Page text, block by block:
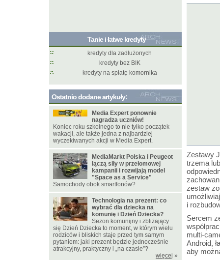
Zestawy
trzema
zestaw
i
Sercem
multi-
Android,
aby
Tanie i łatwe kredyty
kredyty dla zadłużonych
kredyty bez BIK
kredyty na spłatę komornika
Ostatnio dodane artykuły:
Media Expert ponownie
nagradza uczniów!
Koniec roku szkolnego to nie tylko początek
wakacji, ale także jedna z najbardziej
wyczekiwanych akcji w Media Expert.
MediaMarkt Polska i Peugeot
łączą siły w przełomowej
kampanii i rozwijają model
"Space as a Service"
Samochody obok smartfonów?
Technologia na prezent: co
wybrać dla dziecka na
komunię i Dzień Dziecka?
Sezon komunijny i zbliżający
się Dzień Dziecka to moment, w którym wielu
rodziców i bliskich staje przed tym samym
pytaniem: jaki prezent będzie jednocześnie
atrakcyjny, praktyczny i „na czasie”?
więcej »